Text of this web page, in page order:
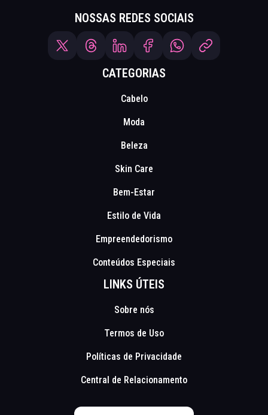
NOSSAS REDES SOCIAIS
CATEGORIAS
Cabelo
Moda
Beleza
Skin Care
Bem-Estar
Estilo de Vida
Empreendedorismo
Conteúdos Especiais
LINKS ÚTEIS
Sobre nós
Termos de Uso
Políticas de Privacidade
Central de Relacionamento